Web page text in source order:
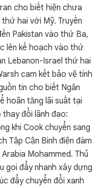
cho biết hiện chưa
hai với Mỹ. Truyền
Pakistan vào thứ Ba,
lên kế hoạch vào thứ
Lebanon-Israel thứ hai
cam kết bảo vệ tính
tin cho biết Ngân
hoãn tăng lãi suất tại
đổi lãnh đạo:
khi Cook chuyển sang
Tập Cận Bình điện đàm
Mohammed. Thủ
gọi đẩy nhanh xây dựng
đẩy chuyển đổi xanh